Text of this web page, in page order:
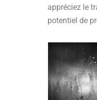
appréciez le
potentiel de